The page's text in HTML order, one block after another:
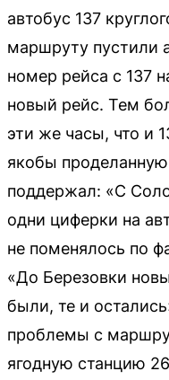
автобус 137
маршруту пустили
номер рейса с 137
новый рейс. Тем
эти же часы, что и
якобы
поддержал: «С
одни циферки на
не поменялось по
«До Березовки
были, те и
проблемы с
ягодную станцию